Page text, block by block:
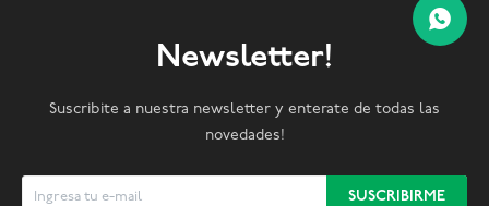
Newsletter!
Suscribite a nuestra newsletter y enterate de todas las
novedades!
SUSCRIBIRME